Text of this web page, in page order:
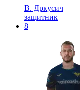
В. Дркусич
защитник
8